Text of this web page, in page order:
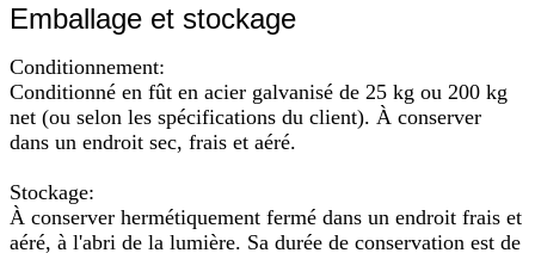
Emballage et stockage
Conditionnement:
Conditionné en fût en acier galvanisé de 25 kg ou 200 kg
net (ou selon les spécifications du client). À conserver
dans un endroit sec, frais et aéré.
Stockage:
À conserver hermétiquement fermé dans un endroit frais et
aéré, à l'abri de la lumière. Sa durée de conservation est de